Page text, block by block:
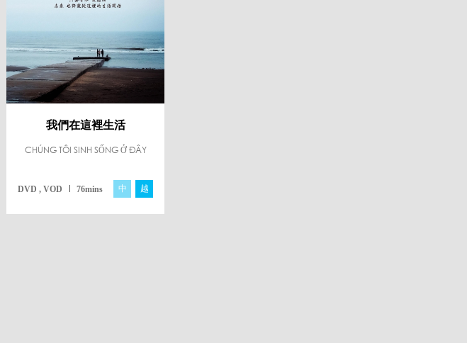
我們在這裡生活
CHÚNG TÔI SINH SỐNG Ở ĐÂY
DVD , VOD 76mins 中 越